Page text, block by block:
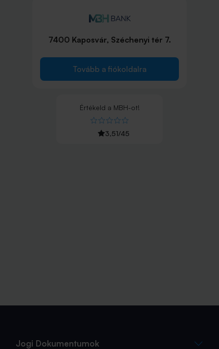
7400 Kaposvár, Széchenyi tér 7.
Tovább a fiókoldalra
Értékeld a MBH-ot!
3,51/45
Jogi Dokumentumok